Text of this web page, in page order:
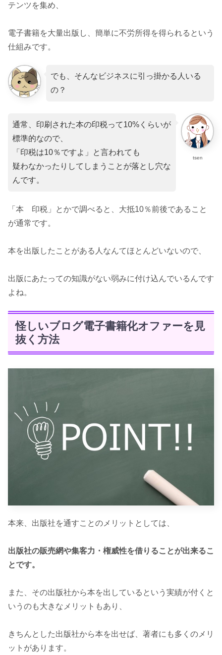
テンツを集め、
電子書籍を大量出版し、簡単に不労所得を得られるという
仕組みです。
でも、そんなビジネスに引っ掛かる人いる
の？
tsen
通常、印刷された本の印税って10%くらいが
標準的なので、
「印税は10％ですよ」と言われても
疑わなかったりしてしまうことが落とし穴な
んです。
「本 印税」とかで調べると、大抵10％前後であること
が通常です。
本を出版したことがある人なんてほとんどいないので、
出版にあたっての知識がない弱みに付け込んでいるんです
よね。
怪しいブログ電子書籍化オファーを見
抜く方法
本来、出版社を通すことのメリットとしては、
出版社の販売網や集客力・権威性を借りることが出来るこ
とです。
また、その出版社から本を出しているという実績が付くと
いうのも大きなメリットもあり、
きちんとした出版社から本を出せば、著者にも多くのメリ
ットがあります。